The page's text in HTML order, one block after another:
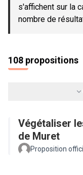
s'affichent sur la
nombre de
108 propositions
Végétaliser
de Muret
Proposition